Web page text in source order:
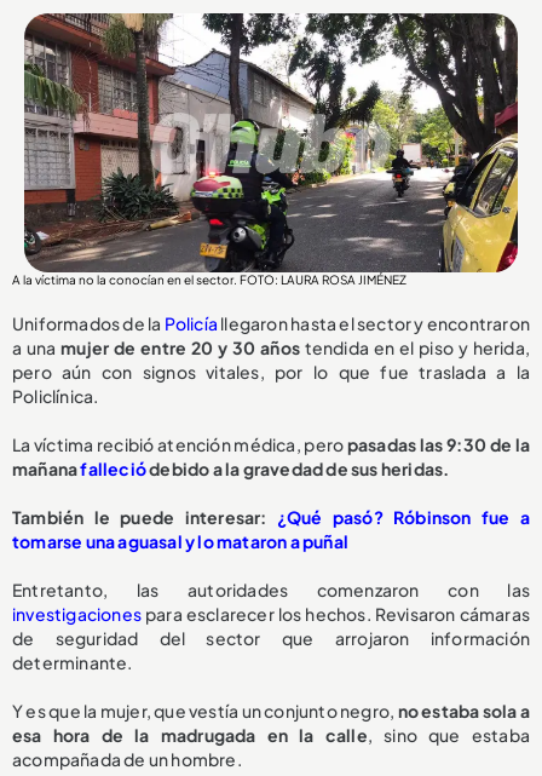
A la víctima no la conocían en el sector. FOTO: LAURA ROSA JIMÉNEZ
Uniformados de la Policía llegaron hasta el sector y encontraron
a una mujer de entre 20 y 30 añostendida en el piso y herida,
pero aún con signos vitales, por lo que fue traslada a la
Policlínica.
La víctima recibió atención médica, peropasadas las 9:30 de la
mañanafalleciódebido a la gravedad de sus heridas.
También le puede interesar:
¿Qué pasó? Róbinson fue a
tomarse una aguasal y lo mataron a puñal
Entretanto, las autoridades comenzaron con las
investigaciones para esclarecer los hechos. Revisaron cámaras
de seguridad del sector que arrojaron información
determinante.
Y es que la mujer, que vestía un conjunto negro, no estaba sola a
esa hora de la madrugada en la calle , sino que estaba
acompañada de un hombre.